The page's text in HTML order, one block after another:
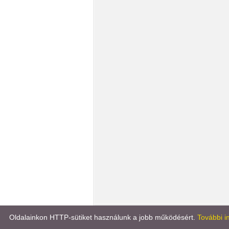
Könyvportál Líra könyv
Oldalainkon HTTP-sütiket használunk a jobb működésért. További